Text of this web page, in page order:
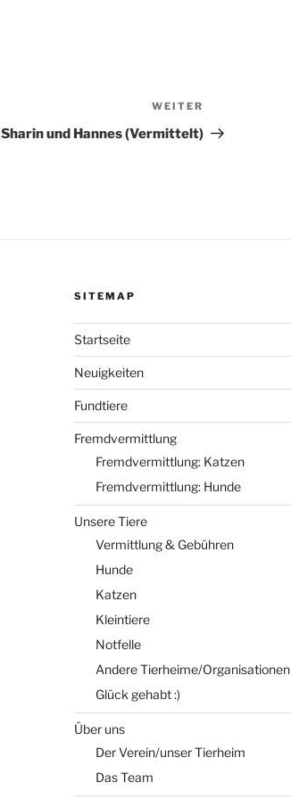
Beitrag
WEITER
Sharin und Hannes (Vermittelt)
SITEMAP
Startseite
Neuigkeiten
Fundtiere
Fremdvermittlung
Fremdvermittlung: Katzen
Fremdvermittlung: Hunde
Unsere Tiere
Vermittlung & Gebühren
Hunde
Katzen
Kleintiere
Notfelle
Andere Tierheime/Organisationen
Glück gehabt :)
Über uns
Der Verein/unser Tierheim
Das Team